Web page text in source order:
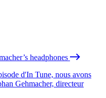
headphones
d'In Tune, nous avons
Gehmacher, directeur